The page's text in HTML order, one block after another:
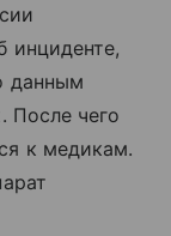
инциденте,
данным
После чего
к медикам.